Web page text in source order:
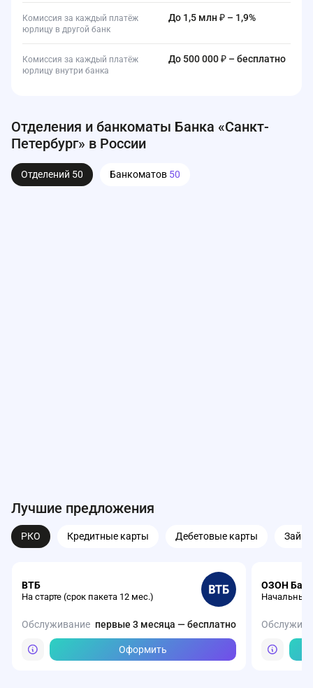
Комиссия за каждый платёж
юрлицу в другой банк
до 1,5 млн ₽ – 1,9%
Комиссия за каждый платёж
юрлицу внутри банка
до 500 000 ₽ – бесплатно
Отделения и банкоматы Банка «Санкт-
Петербург» в России
Отделений 50 Банкоматов 50
Лучшие предложения
РКО Кредитные карты Дебетовые карты
ВТБ
На старте (срок пакета 12 мес.)
Обслуживание первые 3 месяца — бесплатно
Оформить
ОЗОН Банк
Начальный